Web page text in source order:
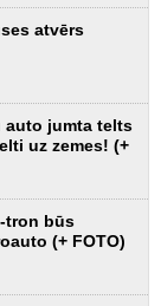
atvērs
auto jumta telts
uz zemes! (+
tron būs
(+ FOTO)